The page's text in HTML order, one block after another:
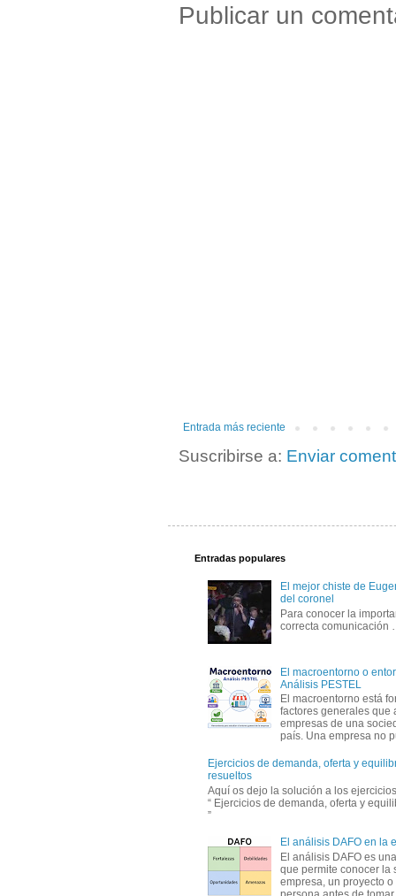
Publicar un
Entrada más reciente
Suscribirse a: Enviar
Entradas populares
El mejor chiste de
del coronel
Para conocer la
correcta
El macroentorno o
Análisis PESTEL
El macroentorno está
factores generales que
empresas de una
país. Una empresa no
Ejercicios de demanda, oferta y
resueltos
Aquí os dejo la solución a los
“ Ejercicios de demanda, oferta y
”
El análisis DAFO en la
El análisis DAFO es
que permite conocer la
empresa, un proyecto